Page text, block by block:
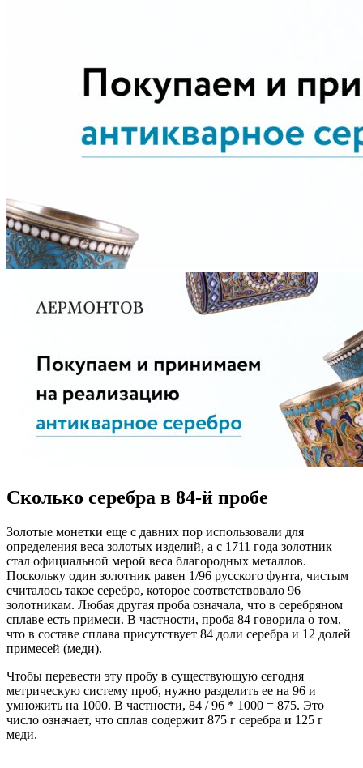
Сколько серебра в 84-й пробе
Золотые монетки еще с давних пор использовали для
определения веса золотых изделий, а с 1711 года золотник
стал официальной мерой веса благородных металлов.
Поскольку один золотник равен 1/96 русского фунта, чистым
считалось такое серебро, которое соответствовало 96
золотникам. Любая другая проба означала, что в серебряном
сплаве есть примеси. В частности, проба 84 говорила о том,
что в составе сплава присутствует 84 доли серебра и 12 долей
примесей (меди).
Чтобы перевести эту пробу в существующую сегодня
метрическую систему проб, нужно разделить ее на 96 и
умножить на 1000. В частности, 84 / 96 * 1000 = 875. Это
число означает, что сплав содержит 875 г серебра и 125 г
меди.